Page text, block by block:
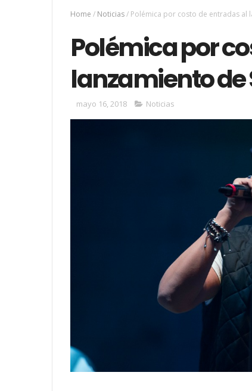
Home / Noticias/ Polémica por costo de entradas al
Polémica por
lanzamiento
mayo 16, 2018 Noticias